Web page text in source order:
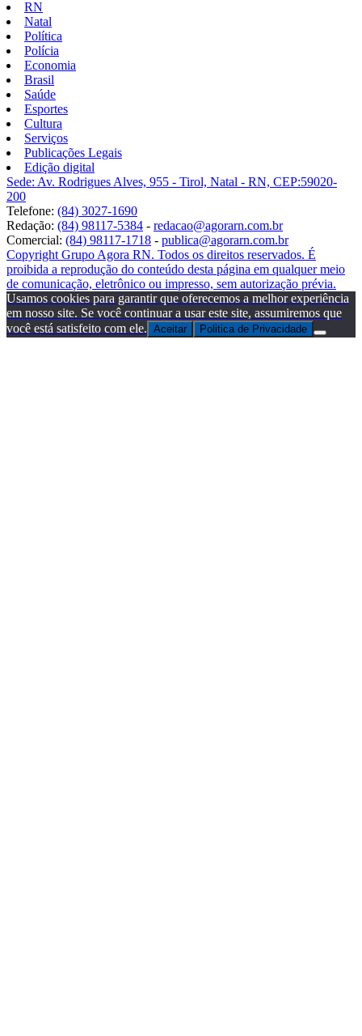
RN
Natal
Política
Polícia
Economia
Brasil
Saúde
Esportes
Cultura
Serviços
Publicações Legais
Edição digital
Sede: Av. Rodrigues Alves, 955 - Tirol, Natal - RN, CEP:59020-
200
Telefone: (84) 3027-1690
Redação: (84) 98117-5384 - redacao@agorarn.com.br
Comercial: (84) 98117-1718 - publica@agorarn.com.br
Copyright Grupo Agora RN. Todos os direitos reservados. É
proibida a reprodução do conteúdo desta página em qualquer meio
de comunicação, eletrônico ou impresso, sem autorização prévia.
Usamos cookies para garantir que oferecemos a melhor experiência
em nosso site. Se você continuar a usar este site, assumiremos que
você está satisfeito com ele. Aceitar Politica de Privacidade